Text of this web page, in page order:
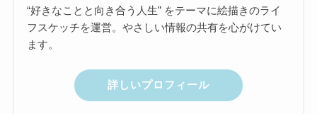
“好きなことと向き合う人生” をテーマに絵描きのライ
フスケッチを運営。やさしい情報の共有を心がけてい
ます。
詳しいプロフィール